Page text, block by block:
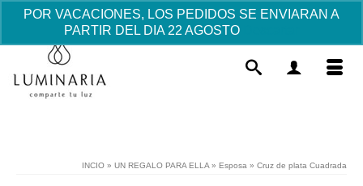
POR VACACIONES, LOS PEDIDOS SE ENVIARAN A
PARTIR DEL DIA 22 AGOSTO
INCIO » UN REGALO PARA ELLA » Esposa » Cruz de plata Cuadrada